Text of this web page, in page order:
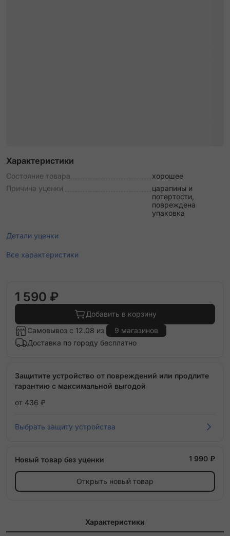
Характеристики
Состояние товара
хорошее
Причина уценки
царапины и
потертости,
повреждена
упаковка
Детали уценки
Все характеристики
1 590 ₽
Добавить в корзину
Самовывоз с 12.08 из
9 магазинов
Доставка по городу бесплатно
Защитите устройство от повреждений или продлите
гарантию с максимальной выгодой
от 436 ₽
Выбрать защиту устройства
Новый товар без уценки 1 990 ₽
Открыть новый товар
Характеристики